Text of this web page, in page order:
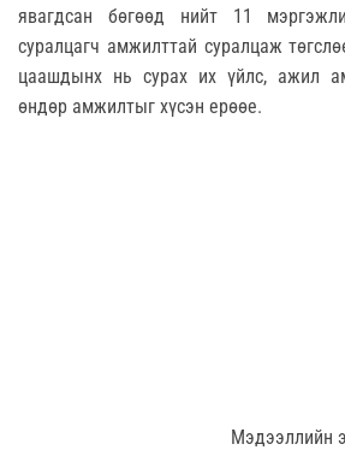
явагдсан бөгөөд нийт 11
суралцагч амжилттай суралцаж
цаашдынх нь сурах их үйлс, ажил
өндөр амжилтыг хүсэн ерөөе.
Мэдээллийн